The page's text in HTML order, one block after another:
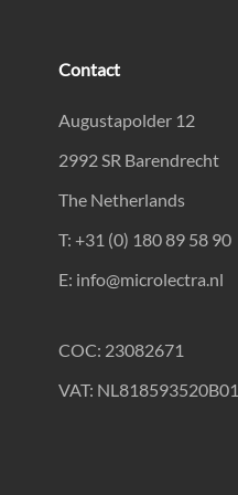
Contact
Augustapolder 12
2992 SR Barendrecht
The Netherlands
T: +31 (0) 180 89 58 90
E: info@microlectra.nl
COC: 23082671
VAT: NL818593520B01